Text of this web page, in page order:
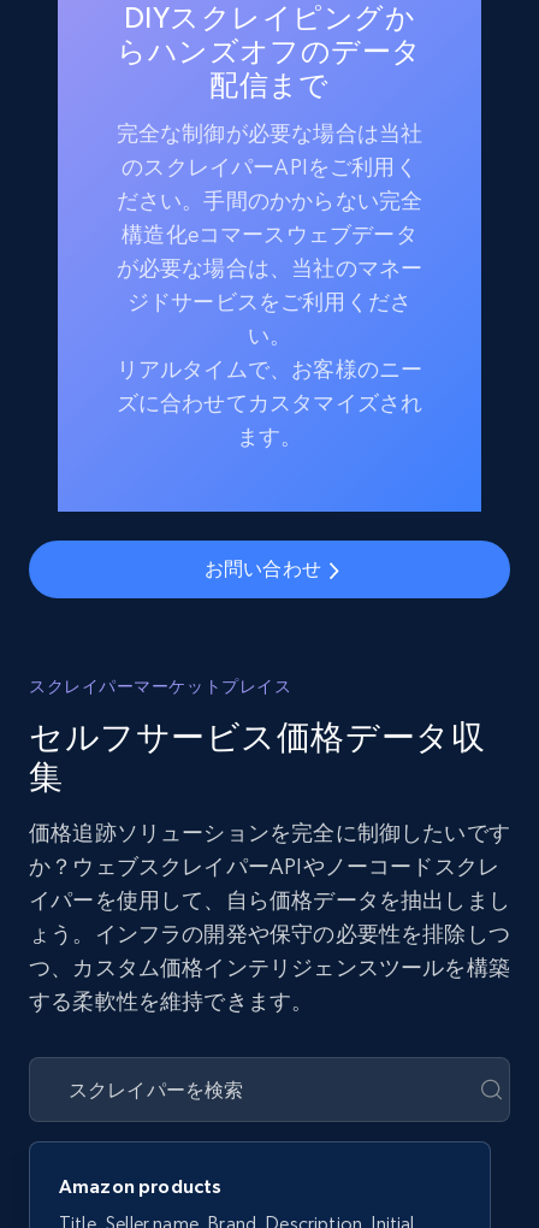
DIYスクレイピングか
らハンズオフのデータ
配信まで
完全な制御が必要な場合は当社
のスクレイパーAPIをご利用く
ださい。手間のかからない完全
構造化eコマースウェブデータ
が必要な場合は、当社のマネー
ジドサービスをご利用くださ
い。
リアルタイムで、お客様のニー
ズに合わせてカスタマイズされ
ます。
お問い合わせ
スクレイパーマーケットプレイス
セルフサービス価格データ収
集
価格追跡ソリューションを完全に制御したいです
か？ウェブスクレイパーAPIやノーコードスクレ
イパーを使用して、自ら価格データを抽出しまし
ょう。インフラの開発や保守の必要性を排除しつ
つ、カスタム価格インテリジェンスツールを構築
する柔軟性を維持できます。
Amazon products